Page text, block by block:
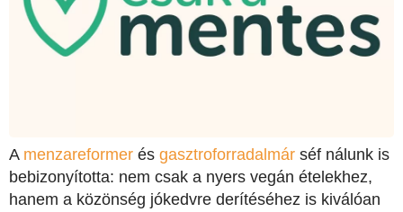
A menzareformer és gasztroforradalmár séf nálunk is
bebizonyította: nem csak a nyers vegán ételekhez,
hanem a közönség jókedvre derítéséhez is kiválóan